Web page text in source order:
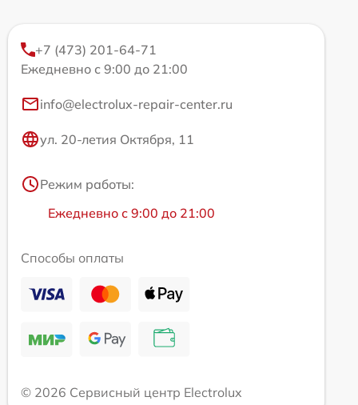
+7 (473) 201-64-71
Ежедневно с 9:00 до 21:00
info@electrolux-repair-center.ru
ул. 20-летия Октября, 11
Режим работы:
Ежедневно с 9:00 до 21:00
Способы оплаты
© 2026 Сервисный центр Electrolux